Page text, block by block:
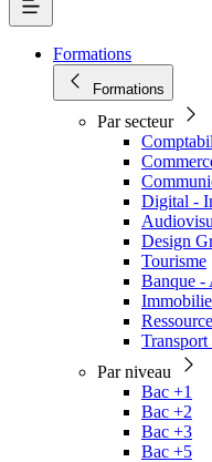
Formations
Formations
Par secteur
Digital -
Design
Tourisme
Banque -
Par niveau
Bac +1
Bac +2
Bac +3
Bac +5